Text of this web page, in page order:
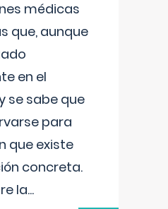
médicas
que, aunque
en el
se sabe que
para
que existe
concreta.
la...